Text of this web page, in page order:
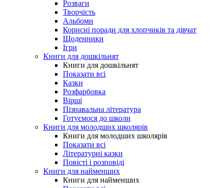
Розваги
Творчість
Альбоми
Корисні поради для хлопчиків та дівчат
Щоденники
Ігри
Книги для дошкільнят
Книги для дошкільнят
Показати всі
Казки
Розфарбовка
Вірші
Пізнавальна література
Готуємося до школи
Книги для молодших школярів
Книги для молодших школярів
Показати всі
Літературні казки
Повісті і розповіді
Книги для найменших
Книги для найменших